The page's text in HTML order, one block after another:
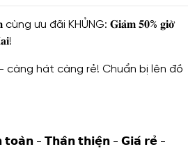
ưu đãi KHỦNG: 𝐆𝐢𝐚̉𝐦 𝟓𝟎% 𝐠𝐢𝐨̛̀
càng hát càng rẻ! Chuẩn bị lên đồ
- 𝗧𝗵𝗮̂𝗻 𝘁𝗵𝗶𝗲̣̂𝗻 - 𝗚𝗶𝗮́ 𝗿𝗲̉ -